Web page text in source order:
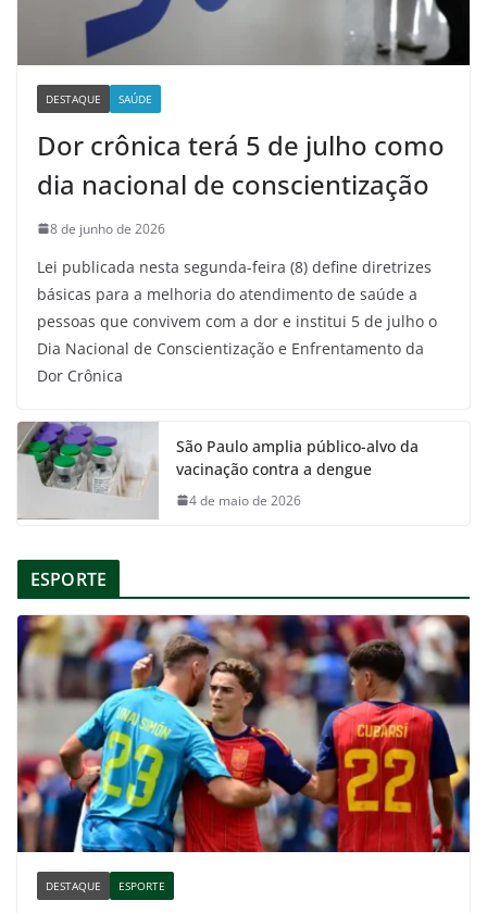
DESTAQUE SAÚDE
Dor crônica terá 5 de julho como
dia nacional de conscientização
8 de junho de 2026
Lei publicada nesta segunda-feira (8) define diretrizes
básicas para a melhoria do atendimento de saúde a
pessoas que convivem com a dor e institui 5 de julho o
Dia Nacional de Conscientização e Enfrentamento da
Dor Crônica
São Paulo amplia público-alvo da
vacinação contra a dengue
4 de maio de 2026
ESPORTE
DESTAQUE ESPORTE